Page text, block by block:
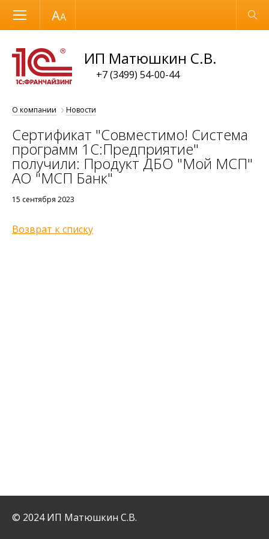
Размер шрифта Обычная версия
ИП Матюшкин С.В.
+7 (3499) 54-00-44
О компании Новости
Сертификат "Совместимо! Система
программ 1С:Предприятие"
получили: Продукт ДБО "Мой МСП"
АО "МСП Банк"
15 сентября 2023
Возврат к списку
© 2024 ИП Матюшкин С.В.